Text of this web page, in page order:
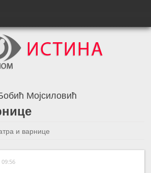
Мојсиловић
и варнице
←Претходна вест
Следећа вест →